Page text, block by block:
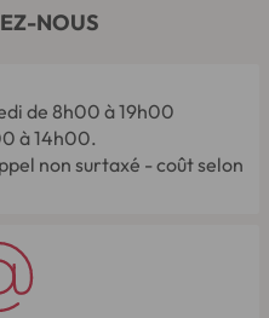
NOUS
de 8h00 à 19h00
à 14h00.
non surtaxé - coût selon